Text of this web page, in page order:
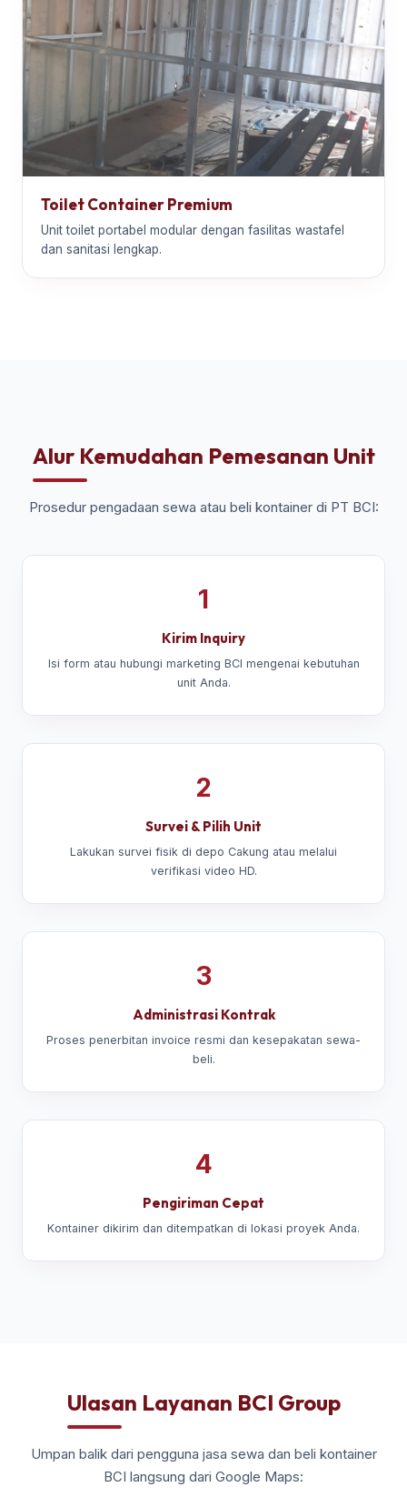
Toilet Container Premium
Unit toilet portabel modular dengan fasilitas wastafel
dan sanitasi lengkap.
Alur Kemudahan Pemesanan Unit
Prosedur pengadaan sewa atau beli kontainer di PT BCI:
1
Kirim Inquiry
Isi form atau hubungi marketing BCI mengenai kebutuhan
unit Anda.
2
Survei & Pilih Unit
Lakukan survei fisik di depo Cakung atau melalui
verifikasi video HD.
3
Administrasi Kontrak
Proses penerbitan invoice resmi dan kesepakatan sewa-
beli.
4
Pengiriman Cepat
Kontainer dikirim dan ditempatkan di lokasi proyek Anda.
Ulasan Layanan BCI Group
Umpan balik dari pengguna jasa sewa dan beli kontainer
BCI langsung dari Google Maps: